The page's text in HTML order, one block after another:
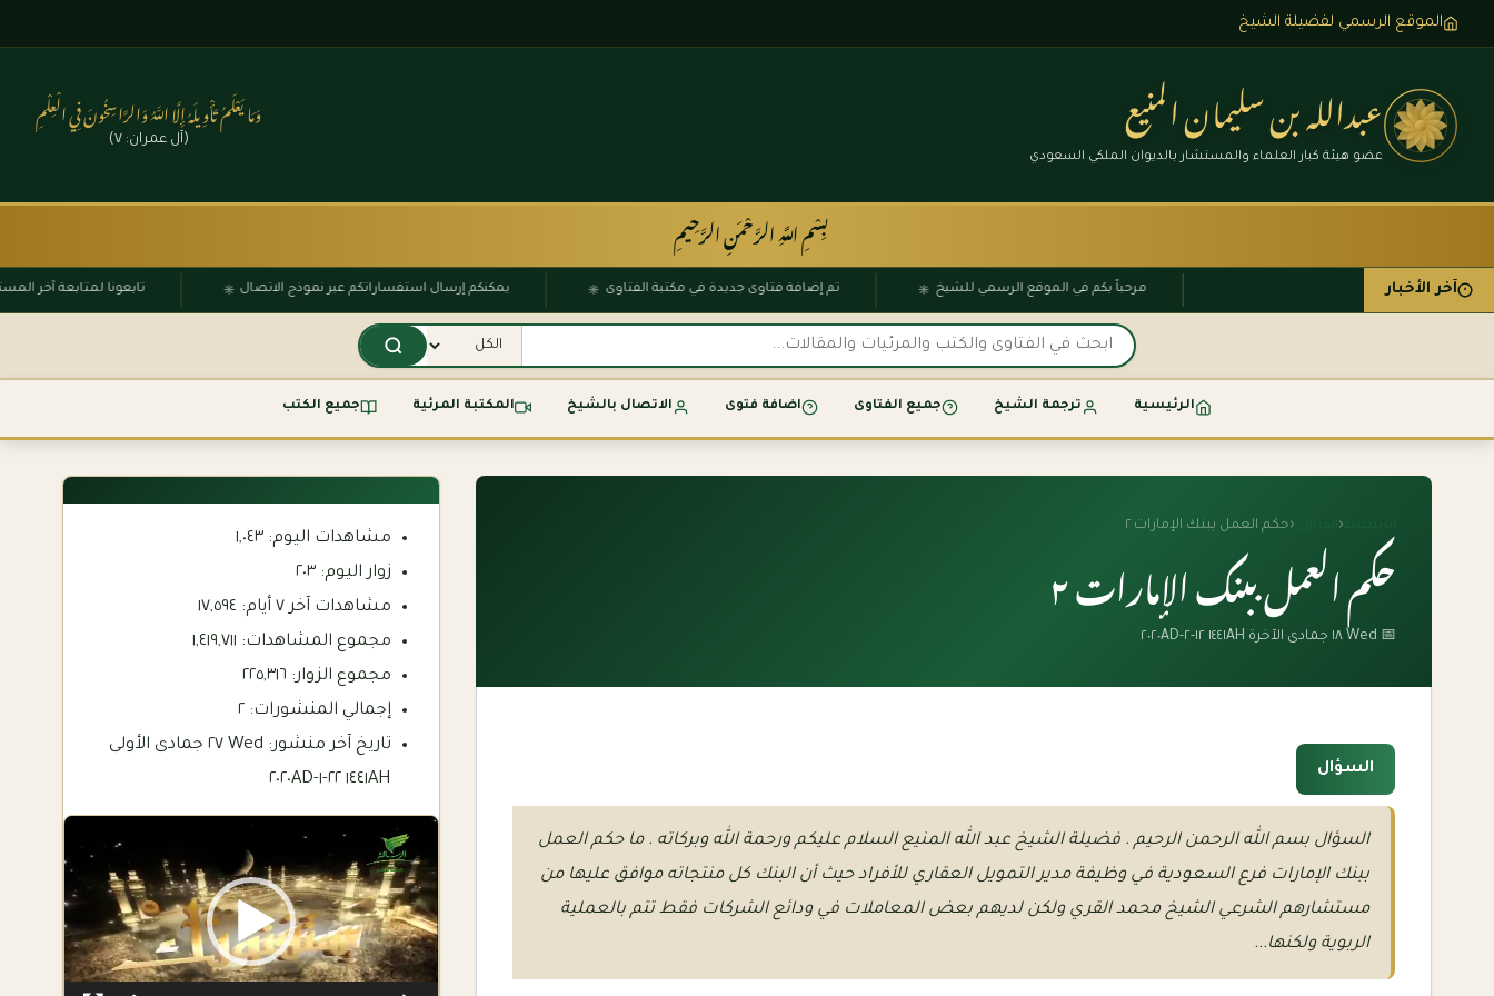
الموقع الرسمي لفضيلة الشيخ
عبدالله بن سليمان المنيع
عضو هيئة كبار العلماء والمستشار بالديوان الملكي السعودي
وَمَا يَعْلَمُ تَأْوِيلَهُ إِلَّا اللَّهُ وَالرَّاسِخُونَ فِي الْعِلْمِ
(آل عمران: ٧)
بِسْمِ اللَّهِ الرَّحْمَنِ الرَّحِيمِ
آخر الأخبار مرحباً بكم في الموقع الرسمي للشيخ تم إضافة فتاوى جديدة في مكتبة الفتاوى يمكنكم إرسال استفساراتكم عبر نموذج الاتصال تابعونا لمتابعة آخر
الرئيسية ترجمة الشيخ جميع الفتاوى اضافة فتوى الاتصال بالشيخ المكتبة المرئية جميع الكتب
‹
‹حكم العمل ببنك الإمارات ٢
حكم العمل ببنك الإمارات ٢
📅 Wed ١٨ جمادى الآخرة ١٤٤١AH ١٢-٢-٢٠٢٠AD
السؤال
السؤال بسم الله الرحمن الرحيم . فضيلة الشيخ عبد الله المنيع السلام عليكم ورحمة الله وبركاته . ما حكم العمل
ببنك الإمارات فرع السعودية في وظيفة مدير التمويل العقاري للأفراد حيث أن البنك كل منتجاته موافق عليها من
مستشارهم الشرعي الشيخ محمد القري ولكن لديهم بعض المعاملات في ودائع الشركات فقط تتم بالعملية
الربوية ولكنها...
مشاهدات اليوم:١,٠٤٣
زوار اليوم:٢٠٣
مشاهدات آخر ٧ أيام:
١٧,٥٩٤
مجموع المشاهدات: ١,٤١٩,٧١١
مجموع الزوار: ٢٢٥,٣١٦
إجمالي المنشورات: ٢
تاريخ آخر منشور:
Wed ٢٧ جمادى الأولى
١٤٤١AH ٢٢-١-٢٠٢٠AD
Video
Player